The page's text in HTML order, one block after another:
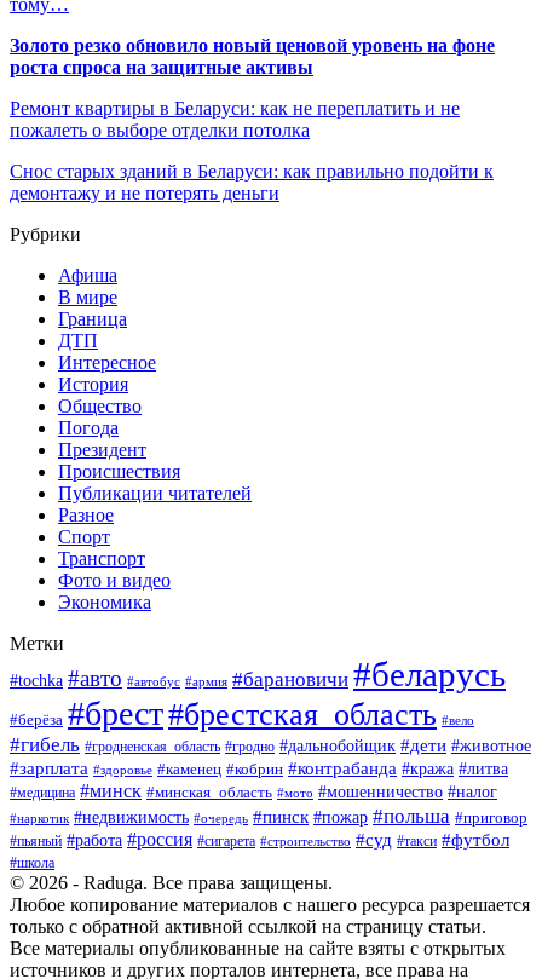
Золото резко обновило новый ценовой уровень на фоне
роста спроса на защитные активы
Ремонт квартиры в Беларуси: как не переплатить и не
пожалеть о выборе отделки потолка
Снос старых зданий в Беларуси: как правильно подойти к
демонтажу и не потерять деньги
Рубрики
Афиша
В мире
Граница
ДТП
Интересное
История
Общество
Погода
Президент
Происшествия
Публикации читателей
Разное
Спорт
Транспорт
Фото и видео
Экономика
Метки
#tochka #авто #автобус #армия #барановичи #беларусь
#берёза #брест#брестская_область #вело
#гибель #гродненская_область #гродно #дальнобойщик #дети #животное
#зарплата #здоровье #каменец #кобрин #контрабанда #кража #литва
#медицина #минск #минская_область #мото #мошенничество #налог
#наркотик #недвижимость #очередь #пинск #пожар #польша #приговор
#пьяный #работа #россия #сигарета #строительство #суд #такси #футбол
#школа
© 2026 - Raduga. Все права защищены.
Любое копирование материалов с нашего ресурса разрешается
только с обратной активной ссылкой на страницу статьи.
Все материалы опубликованные на сайте взяты с открытых
источников и других порталов интернета, все права на